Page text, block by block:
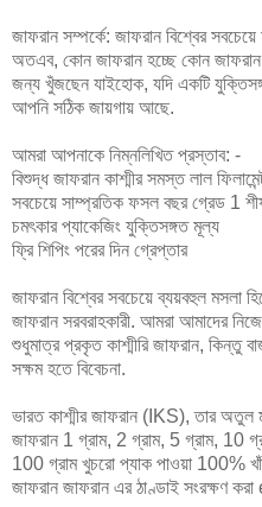
জাফরান সম্পর্কে: জাফরান বিশ্বের
অতএব, কোন জাফরান হচ্ছে কোন জাফরান
জন্য খুঁজছেন যাইহোক, যদি একটি
আপনি সঠিক জায়গায় আছে.
আমরা আপনাকে নিম্নলিখিত প্রস্তাব: -
বিশুদ্ধ জাফরান কাশ্মীর সমস্ত লাল
সবচেয়ে সাম্প্রতিক ফসল বছর গ্রেড 1
চমৎকার প্যাকেজিং যুক্তিসঙ্গত মূল্য
ফ্রি শিপিং পরের দিন গ্রেপ্তার
জাফরান বিশ্বের সবচেয়ে ব্যয়বহুল মসলা
জাফরান সরবরাহকারী. আমরা আমাদের
শুধুমাত্র প্রকৃত কাশ্মীরি জাফরান, কিন্তু
সক্ষম হতে বিবেচনা.
ভারত কাশ্মীর জাফরান (IKS), তার অতুল
জাফরান 1 গ্রাম, 2 গ্রাম, 5 গ্রাম, 10
100 গ্রাম খুচরো প্যাক পাওয়া 100%
জাফরান জাফরান এর ঠাণ্ডাই সংরক্ষণ